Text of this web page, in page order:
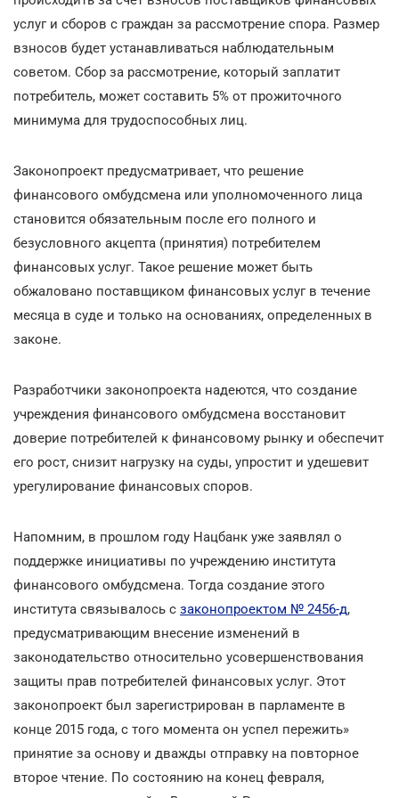
услуг и сборов с граждан за рассмотрение спора. Размер
взносов будет устанавливаться наблюдательным
советом. Сбор за рассмотрение, который заплатит
потребитель, может составить 5% от прожиточного
минимума для трудоспособных лиц.
Законопроект предусматривает, что решение
финансового омбудсмена или уполномоченного лица
становится обязательным после его полного и
безусловного акцепта (принятия) потребителем
финансовых услуг. Такое решение может быть
обжаловано поставщиком финансовых услуг в течение
месяца в суде и только на основаниях, определенных в
законе.
Разработчики законопроекта надеются, что создание
учреждения финансового омбудсмена восстановит
доверие потребителей к финансовому рынку и обеспечит
его рост, снизит нагрузку на суды, упростит и удешевит
урегулирование финансовых споров.
Напомним, в прошлом году Нацбанк уже заявлял о
поддержке инициативы по учреждению института
финансового омбудсмена. Тогда создание этого
института связывалось с законопроектом № 2456-д,
предусматривающим внесение изменений в
законодательство относительно усовершенствования
защиты прав потребителей финансовых услуг. Этот
законопроект был зарегистрирован в парламенте в
конце 2015 года, с того момента он успел пережить»
принятие за основу и дважды отправку на повторное
второе чтение. По состоянию на конец февраля,